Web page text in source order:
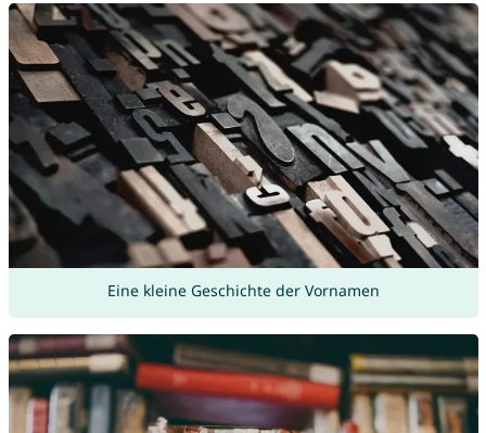
Eine kleine Geschichte der Vornamen